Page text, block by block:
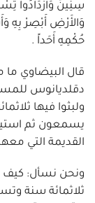
سِنِينَ وَازْدَادُوا
وَالأَرْضِ أَبْصِرْ بِهِ
حُكْمِهِ أَحَداً .
قال البيضاوي
دقلديانوس
ولبثوا فيها
يسمعون ثم
القديمة التي
ونحن نسأل: كيف
ثلاثمائة سنة